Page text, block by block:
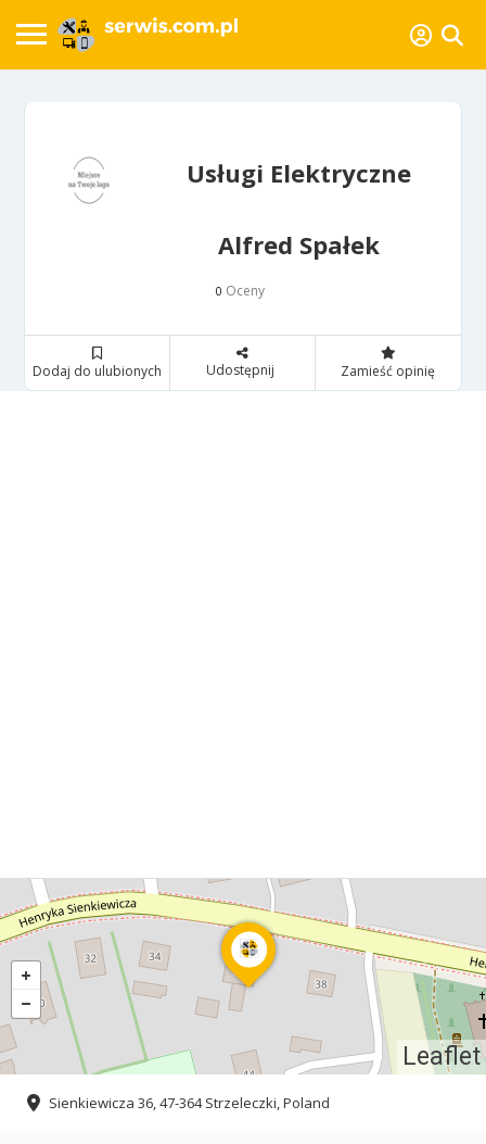
Usługi Elektryczne
Alfred Spałek
0 Oceny
Dodaj do ulubionych Udostępnij Zamieść opinię
Leaflet
Sienkiewicza 36, 47-364 Strzeleczki, Poland